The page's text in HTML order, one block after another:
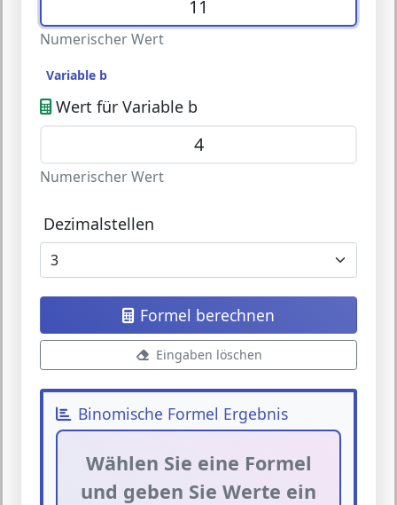
Numerischer Wert
Variable b
Wert für Variable b
Numerischer Wert
Dezimalstellen
Formel berechnen
Eingaben löschen
Binomische Formel Ergebnis
Wählen Sie eine Formel
und geben Sie Werte ein